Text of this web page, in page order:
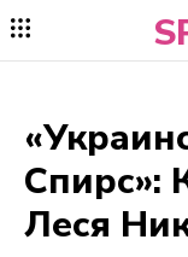
Спирс»:
Леся